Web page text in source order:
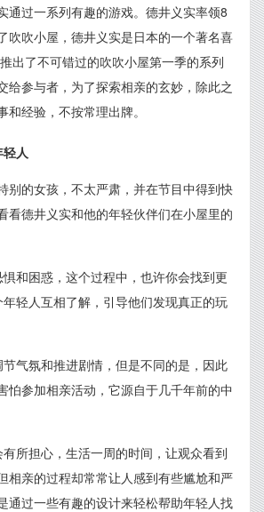
通过一系列有趣的游戏。德井义实率领8
吹吹小屋，德井义实是日本的一个著名喜
出了不可错过的吹吹小屋第一季的系列
给参与者，为了探索相亲的玄妙，除此之
经验，不按常理出牌。
人
的女孩，不太严肃，并在节目中得到快
看德井义实和他的年轻伙伴们在小屋里的
和困惑，这个过程中，也许你会找到更
轻人互相了解，引导他们发现真正的玩
气氛和推进剧情，但是不同的是，因此
怕参加相亲活动，它源自于几千年前的中
所担心，生活一周的时间，让观众看到
相亲的过程却常常让人感到有些尴尬和严
通过一些有趣的设计来轻松帮助年轻人找